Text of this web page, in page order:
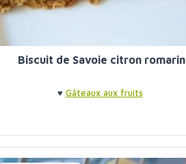
Biscuit de Savoie citron romarin
♥ Gâteaux aux fruits